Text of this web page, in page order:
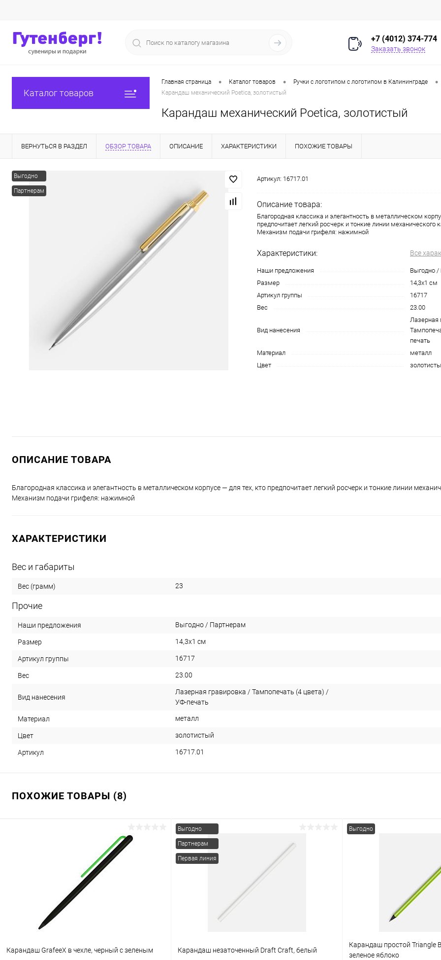
+7 (4012) 374-774
Заказать звонок
Каталог товаров
Главная страница • Каталог товаров • Ручки с логотипом с логотипом в Калининграде •
Карандаш механический Poetica, золотистый
Карандаш механический Poetica, золотистый
ВЕРНУТЬСЯ В РАЗДЕЛ ОБЗОР ТОВАРА ОПИСАНИЕ ХАРАКТЕРИСТИКИ ПОХОЖИЕ ТОВАРЫ
Выгодно
Партнерам
Артикул: 16717.01
Описание товара:
Благородная классика и элегантность в металлическом
предпочитает легкий росчерк и тонкие линии механического
Механизм подачи грифеля: нажимной
Характеристики: Все
Наши предложения
Выгодно /
Размер
14,3х1 см
Артикул группы
16717
Вес
23.00
Вид нанесения
Лазерная
печать
Материал
металл
Цвет
ОПИСАНИЕ ТОВАРА
Благородная классика и элегантность в металлическом корпусе — для тех, кто предпочитает легкий росчерк и тонкие линии
Механизм подачи грифеля: нажимной
ХАРАКТЕРИСТИКИ
Вес и габариты
Вес (грамм) 23
Прочие
Наши предложения Выгодно / Партнерам
Размер 14,3х1 см
Артикул группы 16717
Вес 23.00
Вид нанесения
Лазерная гравировка / Тампопечать (4 цвета) /
УФ-печать
Материал металл
Цвет золотистый
Артикул 16717.01
ПОХОЖИЕ ТОВАРЫ (8)
Карандаш GrafeeX в чехле, черный с зеленым
Выгодно
Партнерам
Первая линия
Карандаш незаточенный Draft Craft, белый
Выгодно
Карандаш простой Triangle
зеленое яблоко